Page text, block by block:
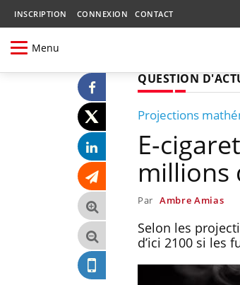
INSCRIPTION CONNEXION CONTACT
Menu
QUESTION
Projections
E-
millions
Par Ambre Amias
Selon les
d’ici 2100 si les